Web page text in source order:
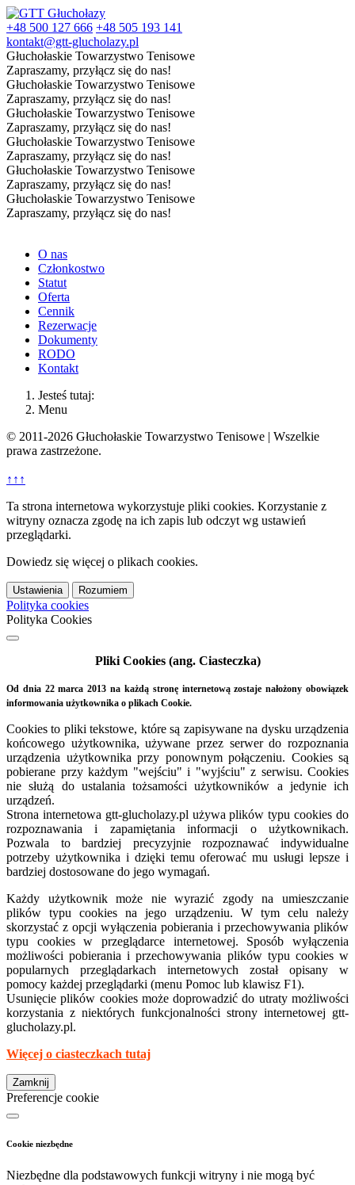
+48 500 127 666 +48 505 193 141
kontakt@gtt-glucholazy.pl
Głuchołaskie Towarzystwo Tenisowe
Zapraszamy, przyłącz się do nas!
Głuchołaskie Towarzystwo Tenisowe
Zapraszamy, przyłącz się do nas!
Głuchołaskie Towarzystwo Tenisowe
Zapraszamy, przyłącz się do nas!
Głuchołaskie Towarzystwo Tenisowe
Zapraszamy, przyłącz się do nas!
Głuchołaskie Towarzystwo Tenisowe
Zapraszamy, przyłącz się do nas!
Głuchołaskie Towarzystwo Tenisowe
Zapraszamy, przyłącz się do nas!
O nas
Członkostwo
Statut
Oferta
Cennik
Rezerwacje
Dokumenty
RODO
Kontakt
Jesteś tutaj:
Menu
© 2011-2026 Głuchołaskie Towarzystwo Tenisowe | Wszelkie
prawa zastrzeżone.
↑↑↑
Ta strona internetowa wykorzystuje pliki cookies. Korzystanie z
witryny oznacza zgodę na ich zapis lub odczyt wg ustawień
przeglądarki.
Dowiedz się więcej o plikach cookies.
Ustawienia Rozumiem
Polityka cookies
Polityka Cookies
Pliki Cookies (ang. Ciasteczka)
Od dnia 22 marca 2013 na każdą stronę internetową zostaje nałożony obowiązek
informowania użytkownika o plikach Cookie.
Cookies to pliki tekstowe, które są zapisywane na dysku urządzenia
końcowego użytkownika, używane przez serwer do rozpoznania
urządzenia użytkownika przy ponownym połączeniu. Cookies są
pobierane przy każdym "wejściu" i "wyjściu" z serwisu. Cookies
nie służą do ustalania tożsamości użytkowników a jedynie ich
urządzeń.
Strona internetowa gtt-glucholazy.pl używa plików typu cookies do
rozpoznawania i zapamiętania informacji o użytkownikach.
Pozwala to bardziej precyzyjnie rozpoznawać indywidualne
potrzeby użytkownika i dzięki temu oferować mu usługi lepsze i
bardziej dostosowane do jego wymagań.
Każdy użytkownik może nie wyrazić zgody na umieszczanie
plików typu cookies na jego urządzeniu. W tym celu należy
skorzystać z opcji wyłączenia pobierania i przechowywania plików
typu cookies w przeglądarce internetowej. Sposób wyłączenia
możliwości pobierania i przechowywania plików typu cookies w
popularnych przeglądarkach internetowych został opisany w
pomocy każdej przeglądarki (menu Pomoc lub klawisz F1).
Usunięcie plików cookies może doprowadzić do utraty możliwości
korzystania z niektórych funkcjonalności strony internetowej gtt-
glucholazy.pl.
Więcej o ciasteczkach tutaj
Zamknij
Preferencje cookie
Cookie niezbędne
Niezbędne dla podstawowych funkcji witryny i nie mogą być